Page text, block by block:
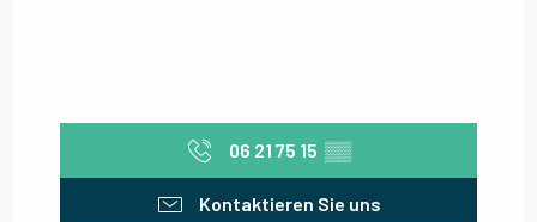
06 21 75 15 ▒▒
Kontaktieren Sie uns